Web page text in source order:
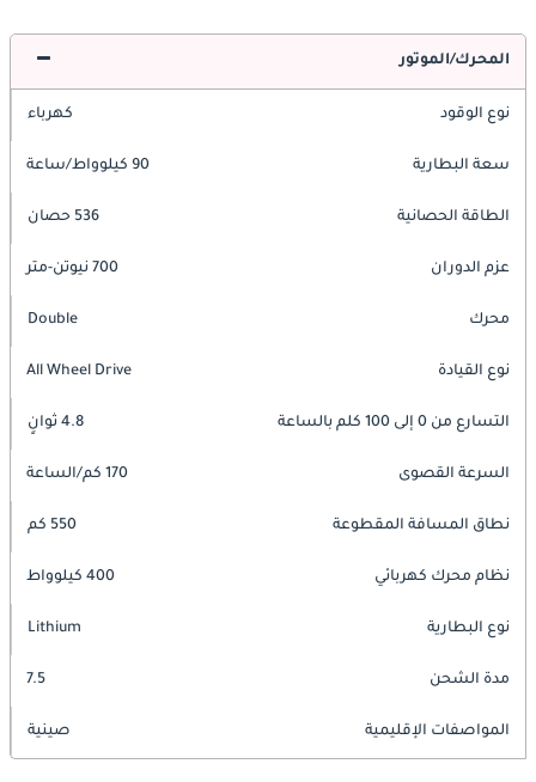
المحرك/الموتور
نوع الوقود كهرباء
سعة البطارية 90 كيلوواط/ساعة
الطاقة الحصانية 536 حصان
عزم الدوران 700 نيوتن-متر
محرك Double
نوع القيادة All Wheel Drive
التسارع من 0 إلى 100 كلم بالساعة 4.8 ثوانٍ
السرعة القصوى 170 كم/الساعة
نطاق المسافة المقطوعة 550 كم
نظام محرك كهربائي 400 كيلوواط
نوع البطارية Lithium
مدة الشحن 7.5
المواصفات الإقليمية صينية